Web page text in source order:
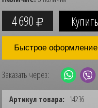
4 690
Быстрое оформление
Заказать через:
Артикул товара: 14236